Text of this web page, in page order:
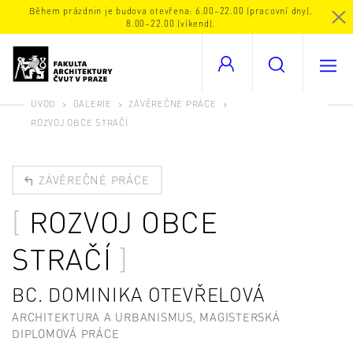
Během prázdnin je budova otevřena: 6.00–22.00 (pracovní dny),
8.00–22.00 (víkend).
ÚVOD GALERIE
ZÁVĚREČNÉ PRÁCE
ROZVOJ OBCE STRAČÍ
ZÁVĚREČNÉ PRÁCE
ROZVOJ OBCE
STRAČÍ
BC. DOMINIKA OTEVŘELOVÁ
ARCHITEKTURA A URBANISMUS, MAGISTERSKÁ
DIPLOMOVÁ PRÁCE